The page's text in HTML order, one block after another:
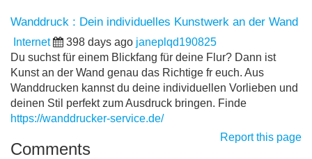
Wanddruck : Dein individuelles Kunstwerk an der Wand
Internet 398 days ago janeplqd190825
Du suchst für einem Blickfang für deine Flur? Dann ist
Kunst an der Wand genau das Richtige fr euch. Aus
Wanddrucken kannst du deine individuellen Vorlieben und
deinen Stil perfekt zum Ausdruck bringen. Finde
https://wanddrucker-service.de/
Report this page
Comments